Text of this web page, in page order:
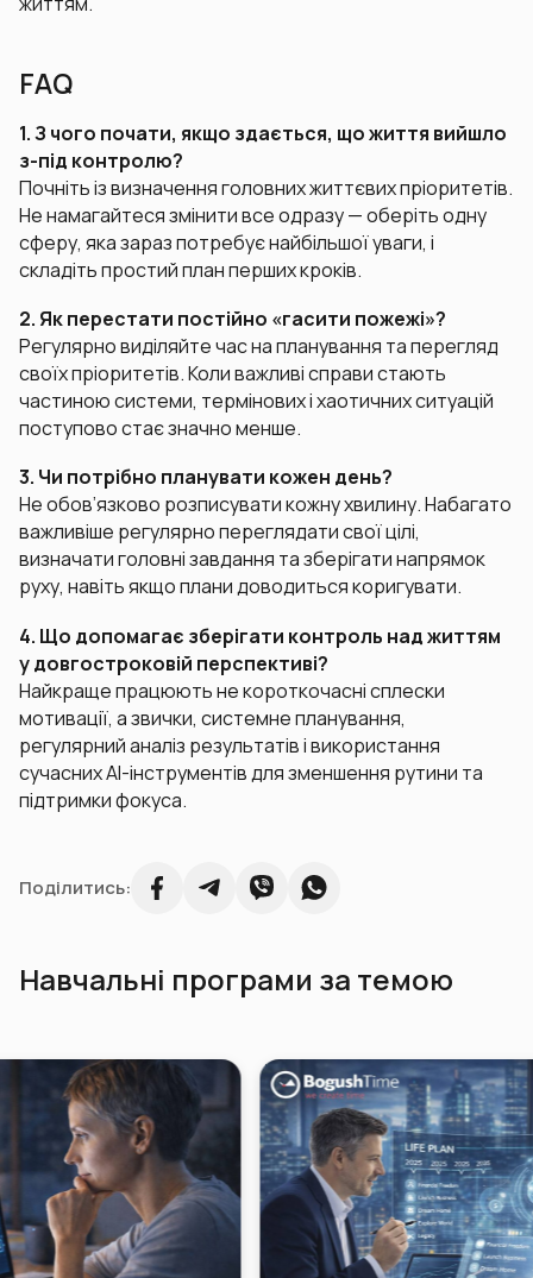
FAQ
1. З чого почати, якщо здається, що життя вийшло
з-під контролю?
Почніть із визначення головних життєвих пріоритетів.
Не намагайтеся змінити все одразу — оберіть одну
сферу, яка зараз потребує найбільшої уваги, і
складіть простий план перших кроків.
2. Як перестати постійно «гасити пожежі»?
Регулярно виділяйте час на планування та перегляд
своїх пріоритетів. Коли важливі справи стають
частиною системи, термінових і хаотичних ситуацій
поступово стає значно менше.
3. Чи потрібно планувати кожен день?
Не обов’язково розписувати кожну хвилину. Набагато
важливіше регулярно переглядати свої цілі,
визначати головні завдання та зберігати напрямок
руху, навіть якщо плани доводиться коригувати.
4. Що допомагає зберігати контроль над життям
у довгостроковій перспективі?
Найкраще працюють не короткочасні сплески
мотивації, а звички, системне планування,
регулярний аналіз результатів і використання
сучасних AI-інструментів для зменшення рутини та
підтримки фокуса.
Поділитись:
Навчальні програми за темою